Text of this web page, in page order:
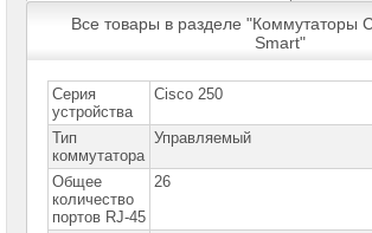
Серверы
Пассивное
сетевое
оборудование
Активное
сетевое
оборудование
Все товары в разделе "Коммутаторы
Smart"
Серия
устройства
Cisco 250
Тип
коммутатора
Управляемый
Общее
количество
портов RJ-45
26